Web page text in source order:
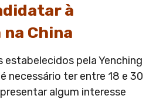
à
China
estabelecidos pela Yenching
necessário ter entre 18 e 30
algum interesse